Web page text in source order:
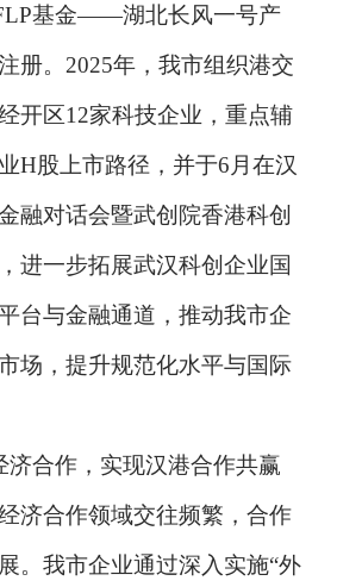
基金——湖北长风一号产
册。2025年，我市组织港交
开区12家科技企业，重点辅
H股上市路径，并于6月在汉
融对话会暨武创院香港科创
进一步拓展武汉科创企业国
台与金融通道，推动我市企
场，提升规范化水平与国际
济合作，实现汉港合作共赢
济合作领域交往频繁，合作
。我市企业通过深入实施“外